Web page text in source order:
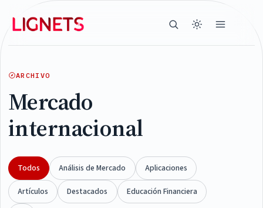
ARCHIVO
Mercado
internacional
Todos Análisis de Mercado
Aplicaciones
Artículos
Destacados
Educación Financiera